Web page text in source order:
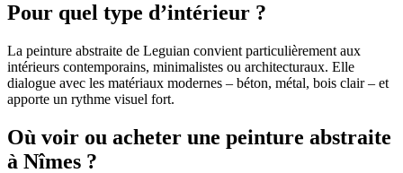
Pour quel type d’intérieur ?
La peinture abstraite de Leguian convient particulièrement aux
intérieurs contemporains, minimalistes ou architecturaux. Elle
dialogue avec les matériaux modernes – béton, métal, bois clair – et
apporte un rythme visuel fort.
Où voir ou acheter une peinture abstraite
à Nîmes ?